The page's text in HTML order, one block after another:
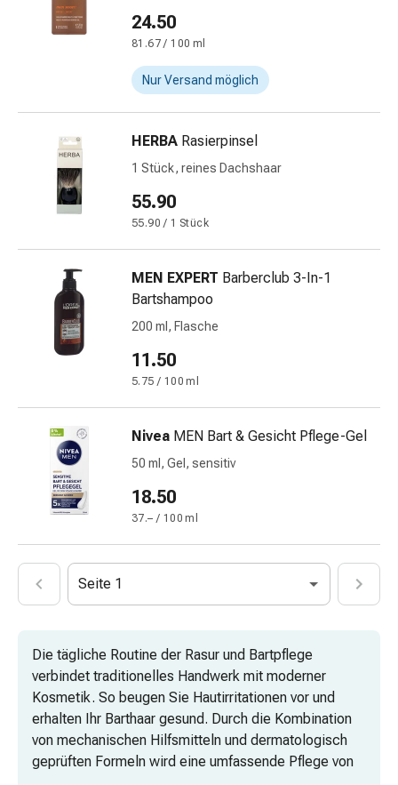
Augen
Ohrenbeschwerden
Augentropfen
Augenentzündungen
Augenverbände
Augenhygiene
Herz
&
Kreislauf
Herztherapie
Kompressions-
Strümpfe
Kreislaufbeschwerden
Venenbeschwerden
Blutgerinnung
Herznerven-
Konzentrationsstörung
Allergien
&
Heuschnupfen
Antiallergika
Haut
Nase
Magen-
Durchfall
Hämorrhoiden
Magenbrennen
Übelkeit
&
Erbrechen
24.50
81.67 / 100 ml
Nur Versand möglich
HERBA Rasierpinsel
1 Stück, reines Dachshaar
55.90
55.90 / 1 Stück
MEN EXPERT Barberclub 3-In-1
Bartshampoo
200 ml, Flasche
11.50
5.75 / 100 ml
Nivea MEN Bart & Gesicht Pflege-Gel
50 ml, Gel, sensitiv
18.50
37.– / 100 ml
Seite 1
Die tägliche Routine der Rasur und Bartpflege
verbindet traditionelles Handwerk mit moderner
Kosmetik. So beugen Sie Hautirritationen vor und
erhalten Ihr Barthaar gesund. Durch die Kombination
von mechanischen Hilfsmitteln und dermatologisch
geprüften Formeln wird eine umfassende Pflege von